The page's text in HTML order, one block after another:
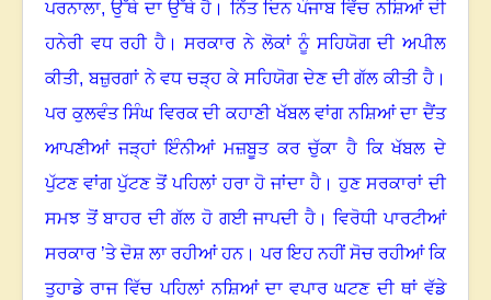
ਪਰਨਾਲਾ,ਉੱਥੇ ਦਾ ਉੱਥੇ ਹੈ । ਨਿੱਤ ਦਿਨ ਪੰਜਾਬ ਵਿੱਚ ਨਸ਼ਿਆਂ ਦੀ
ਹਨੇਰੀ ਵਧ ਰਹੀ ਹੈ।ਸਰਕਾਰ ਨੇ ਲੋਕਾਂ ਨੂੰ ਸਹਿਯੋਗ ਦੀ ਅਪੀਲ
ਕੀਤੀ,ਬਜ਼ੁਰਗਾਂ ਨੇ ਵਧ ਚੜ੍ਹ ਕੇ ਸਹਿਯੋਗ ਦੇਣ ਦੀ ਗੱਲ ਕੀਤੀ ਹੈ ।
ਪਰ ਕੁਲਵੰਤ ਸਿੰਘ ਵਿਰਕ ਦੀ ਕਹਾਣੀ ਖੱਬਲ ਵਾਂਗ ਨਸ਼ਿਆਂ ਦਾ ਦੈਂਤ
ਆਪਣੀਆਂ ਜੜ੍ਹਾਂ ਇੰਨੀਆਂ ਮਜ਼ਬੂਤ ਕਰ ਚੁੱਕਾ ਹੈ ਕਿ ਖੱਬਲ ਦੇ
ਪੁੱਟਣ ਵਾਂਗ ਪੁੱਟਣ ਤੋਂ ਪਹਿਲਾਂ ਹਰਾ ਹੋ ਜਾਂਦਾ ਹੈ ।ਹੁਣ ਸਰਕਾਰਾਂ ਦੀ
ਸਮਝ ਤੋਂ ਬਾਹਰ ਦੀ ਗੱਲ ਹੋ ਗਈ ਜਾਪਦੀ ਹੈ।ਵਿਰੋਧੀ ਪਾਰਟੀਆਂ
ਸਰਕਾਰ ’ਤੇ ਦੋਸ਼ ਲਾ ਰਹੀਆਂ ਹਨ।ਪਰ ਇਹ ਨਹੀਂ ਸੋਚ ਰਹੀਆਂ ਕਿ
ਤੁਹਾਡੇ ਰਾਜ ਵਿੱਚ ਪਹਿਲਾਂ ਨਸ਼ਿਆਂ ਦਾ ਵਪਾਰ ਘਟਣ ਦੀ ਥਾਂ ਵੱਡੇ